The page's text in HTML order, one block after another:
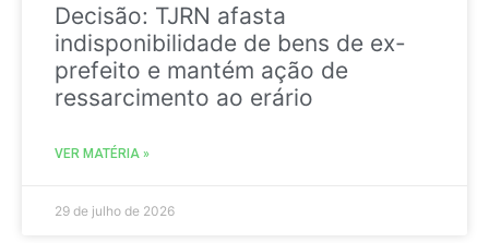
Decisão: TJRN afasta
indisponibilidade de bens de ex-
prefeito e mantém ação de
ressarcimento ao erário
VER MATÉRIA »
29 de julho de 2026